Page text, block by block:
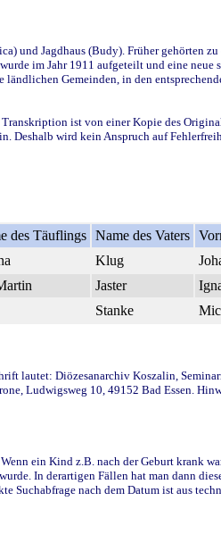
Jagdhaus (Budy). Früher gehörten
im Jahr 1911 aufgeteilt und eine
Gemeinden, in den
ist von einer Kopie des
Deshalb wird kein Anspruch auf
des Täuflings Name des Vaters
Klug
Jaster
Stanke
lautet: Diözesanarchiv Koszalin,
Ludwigsweg 10, 49152 Bad Essen.
ein Kind z.B. nach der Geburt krank
In derartigen Fällen hat man dann
nach dem Datum ist aus